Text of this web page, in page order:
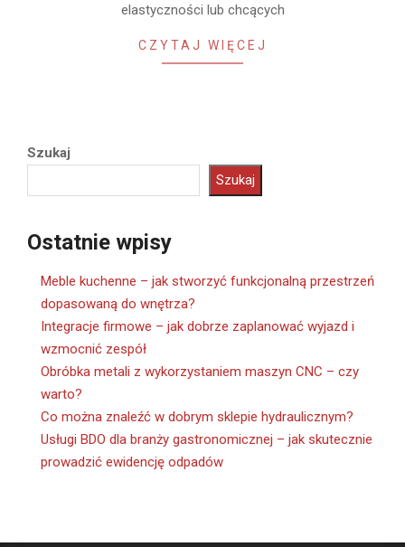
elastyczności lub chcących
CZYTAJ WIĘCEJ
Szukaj
Szukaj
Ostatnie wpisy
Meble kuchenne – jak stworzyć funkcjonalną przestrzeń
dopasowaną do wnętrza?
Integracje firmowe – jak dobrze zaplanować wyjazd i
wzmocnić zespół
Obróbka metali z wykorzystaniem maszyn CNC – czy
warto?
Co można znaleźć w dobrym sklepie hydraulicznym?
Usługi BDO dla branży gastronomicznej – jak skutecznie
prowadzić ewidencję odpadów